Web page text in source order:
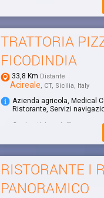
TRATTORIA
FICODINDIA
33,8 Km Distante
Acireale, CT, Sicilia, Italy
Azienda agricola, Medical
Ristorante, Servizi
Cucina tipica siciliana
RISTORANTE I
PANORAMICO